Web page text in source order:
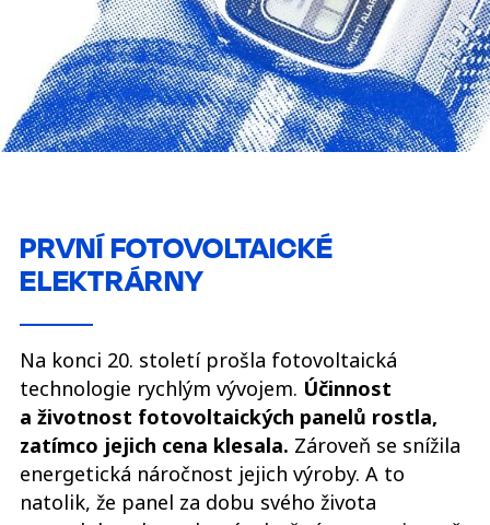
PRVNÍ FOTOVOLTAICKÉ
ELEKTRÁRNY
Na konci 20. století prošla fotovoltaická
technologie rychlým vývojem. Účinnost
a životnost fotovoltaických panelů rostla,
zatímco jejich cena klesala. Zároveň se snížila
energetická náročnost jejich výroby. A to
natolik, že panel za dobu svého života